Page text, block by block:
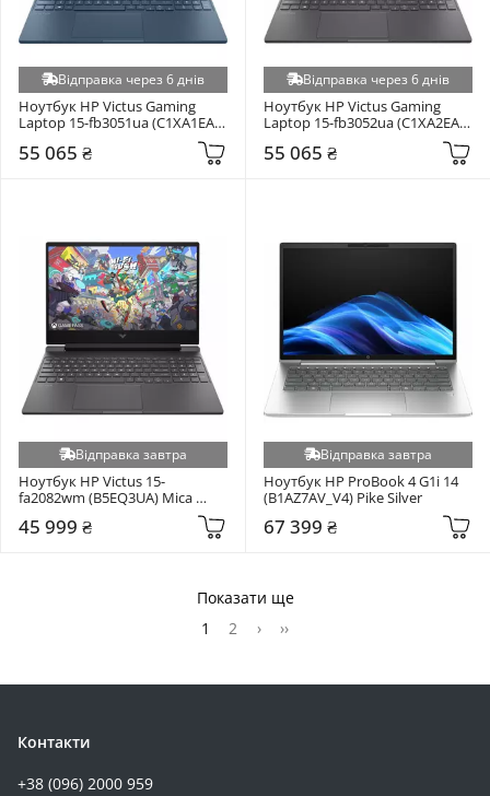
Відправка через 6 днів
Ноутбук HP Victus Gaming
Laptop 15-fb3051ua (C1XA1EA)
55 065 ₴
Відправка через 6 днів
Ноутбук HP Victus Gaming
Laptop 15-fb3052ua (C1XA2EA)
55 065 ₴
Відправка завтра
Ноутбук HP Victus 15-
fa2082wm (B5EQ3UA) Mica
45 999 ₴
Відправка завтра
Ноутбук HP ProBook 4 G1i 14
(B1AZ7AV_V4) Pike Silver
67 399 ₴
Показати ще
1
2 › ››
Контакти
+38 (096) 2000 959